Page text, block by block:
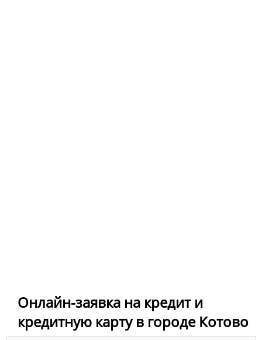
Онлайн-заявка на кредит и
кредитную карту в городе Котово